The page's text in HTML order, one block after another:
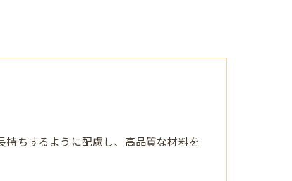
ちするように配慮し、高品質な材料を